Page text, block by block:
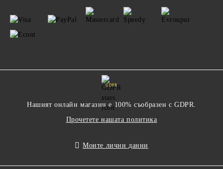
GDPR
Нашият онлайн магазин е 100% съобразен с GDPR.
Прочетете нашата политика
Моите лични данни